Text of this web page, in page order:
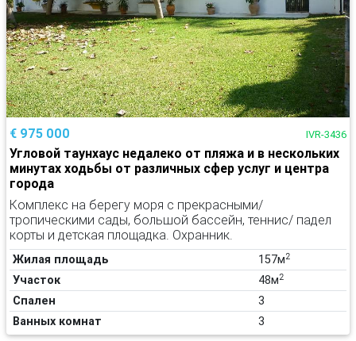
€ 975 000 IVR-3436
Угловой таунхаус недалеко от пляжа и в нескольких
минутах ходьбы от различных сфер услуг и центра
города
Комплекс на берегу моря с прекрасными/
тропическими сады, большой бассейн, теннис/ падел
корты и детская площадка. Охранник.
Жилая площадь 157м2
Участок 48м2
Спален
3
Ванных комнат
3